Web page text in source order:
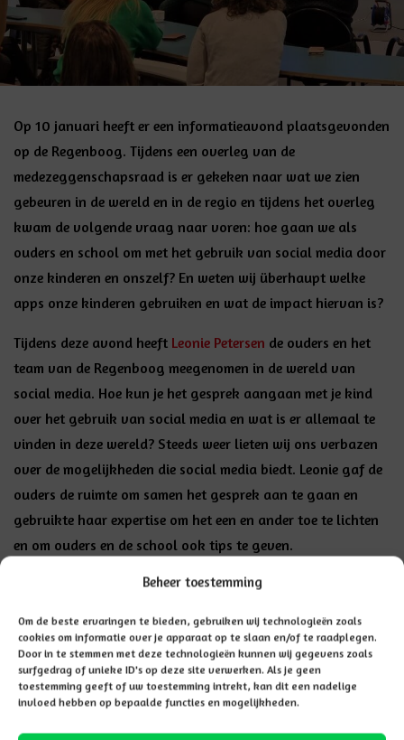
Beheer toestemming
Om de beste ervaringen te bieden, gebruiken wij technologieën zoals
cookies om informatie over je apparaat op te slaan en/of te raadplegen.
Door in te stemmen met deze technologieën kunnen wij gegevens zoals
surfgedrag of unieke ID's op deze site verwerken. Als je geen
toestemming geeft of uw toestemming intrekt, kan dit een nadelige
invloed hebben op bepaalde functies en mogelijkheden.
Op 10 januari heeft er een informatieavond plaatsgevonden
op de Regenboog. Tijdens een overleg van de
medezeggenschapsraad is er gekeken naar wat we zien
gebeuren in de wereld en in de regio en tijdens het overleg
kwam de volgende vraag naar voren: hoe gaan we als
ouders en school om met het gebruik van social media door
onze kinderen en onszelf? En weten wij überhaupt welke
apps onze kinderen gebruiken en wat de impact hiervan is?
Tijdens deze avond heeft Leonie Petersen de ouders en het
team van de Regenboog meegenomen in de wereld van
social media. Hoe kun je het gesprek aangaan met je kind
over het gebruik van social media en wat is er allemaal te
vinden in deze wereld? Steeds weer lieten wij ons verbazen
over de mogelijkheden die social media biedt. Leonie gaf de
ouders de ruimte om samen het gesprek aan te gaan en
gebruikte haar expertise om het een en ander toe te lichten
en om ouders en de school ook tips te geven.
Het was een waardevolle avond waarbij wij als ouders en
gebruik van social media!